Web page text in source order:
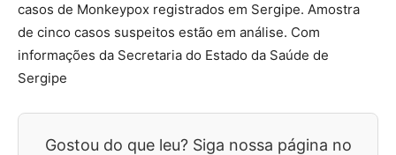
casos de Monkeypox registrados em Sergipe. Amostra
de cinco casos suspeitos estão em análise. Com
informações da Secretaria do Estado da Saúde de
Sergipe
Gostou do que leu? Siga nossa página no